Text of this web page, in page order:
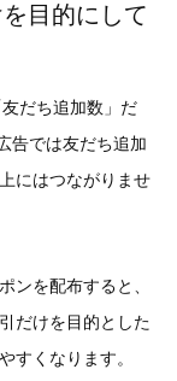
目的にして
だち追加数」だ
告では友だち追加
にはつながりませ
ンを配布すると、
だけを目的とした
すくなります。